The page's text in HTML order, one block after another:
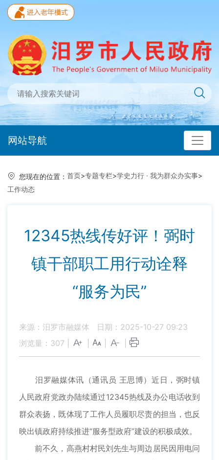
网站导航
您现在的位置： 首页>专题专栏>学史力行 · 我为群众办实事>
工作动态
12345热线传好评！弼时
镇干部职工用行动诠释
“服务为民”
来源：汨罗市融媒体
日期：2025-10-27 09:23
浏览量： 307
汨罗融媒体讯（通讯员 王思博）近日，弼时镇
人民政府党政办陆续通过12345热线及办公电话收到
群众表扬，既体现了工作人员履职尽责的担当，也反
映出镇政府持续推进“服务型政府”建设的积极成效。
前不久，高燕村村民刘先生与周边居民因用电问